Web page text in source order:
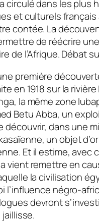
circulé dans les plus
et culturels français
contée. La
de réécrire
de l’Afrique. Débat
première
en 1918 sur la
la même zone
Betu Abba, un
découvrir, dans une
un objet
Et il estime, avec
vient remettre en
la civilisation
l’influence négro-
devront